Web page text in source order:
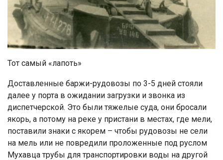
Тот самый «лапоть»
Доставленные баржи-рудовозы по 3-5 дней стояли
далее у порта в ожидании загрузки и звонка из
диспетчерской. Это были тяжелые суда, они бросали
якорь, а потому на реке у пристани в местах, где мели,
поставили знаки с якорем – чтобы рудовозы не сели
на мель или не повредили проложенные под руслом
Мухавца трубы для транспортировки воды на другой